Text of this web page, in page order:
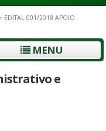
EDITAL 001/2018 APOIO
MENU
e